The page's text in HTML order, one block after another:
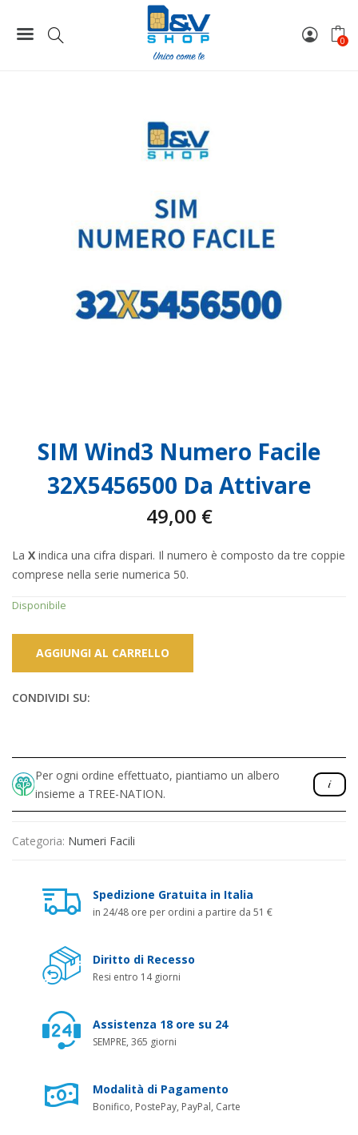
0
SIM Wind3 Numero Facile 32X5456500 Da Attivare
SIM Wind3 Numero Facile
32X5456500 Da Attivare
49,00 €
La X indica una cifra dispari. Il numero è composto da tre coppie
comprese nella serie numerica 50.
Disponibile
AGGIUNGI AL CARRELLO
CONDIVIDI SU:
Per ogni ordine effettuato, piantiamo un albero
insieme a TREE-NATION.
Categoria: Numeri Facili
Spedizione Gratuita in Italia
in 24/48 ore per ordini a partire da 51 €
Diritto di Recesso
Resi entro 14 giorni
Assistenza 18 ore su 24
SEMPRE, 365 giorni
Modalità di Pagamento
Bonifico, PostePay, PayPal, Carte